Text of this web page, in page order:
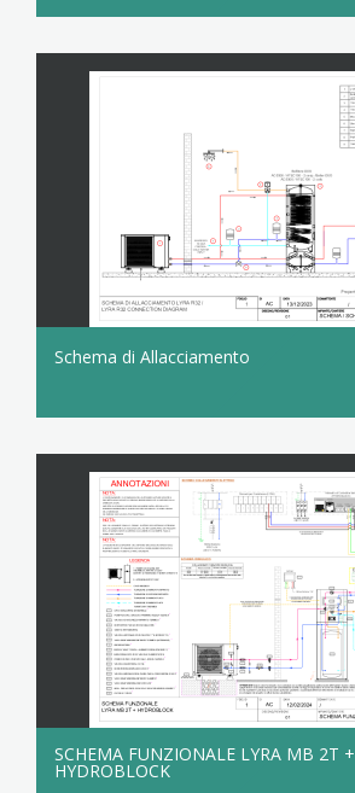
Schema di Allacciamento
SCHEMA FUNZIONALE LYRA MB 2T +
HYDROBLOCK